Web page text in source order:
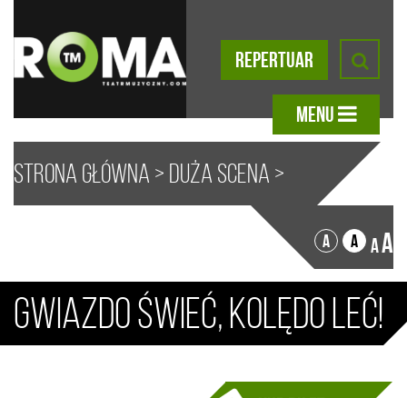
REPERTUAR
MENU
Strona główna > Duża scena >
A A AA
Gwiazdo świeć, kolędo leć!